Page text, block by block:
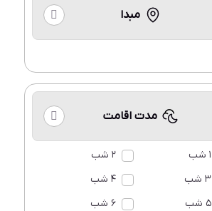
مبدا
مدت اقامت
1 شب
2 شب
3 شب
4 شب
5 شب
6 شب